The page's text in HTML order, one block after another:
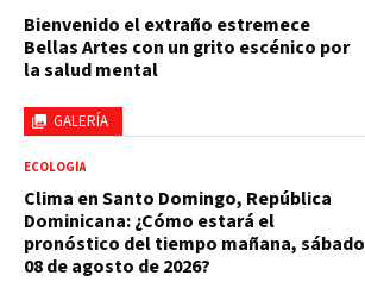
GALERÍA
Bienvenido el extraño estremece
Bellas Artes con un grito escénico por
la salud mental
ECOLOGÍA
Clima en Santo Domingo, República
Dominicana: ¿Cómo estará el
pronóstico del tiempo mañana, sábado
08 de agosto de 2026?